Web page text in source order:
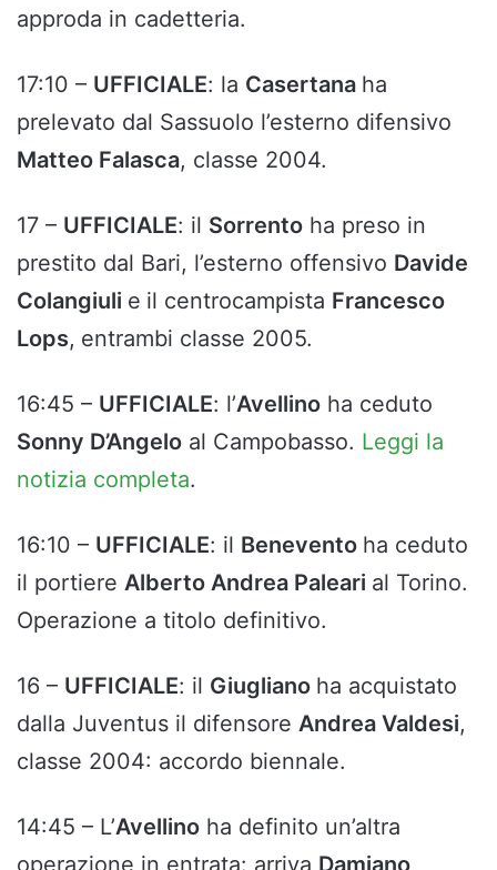
approda in cadetteria.
17:10 – UFFICIALE: la Casertana ha
prelevato dal Sassuolo l’esterno difensivo
Matteo Falasca, classe 2004.
17 – UFFICIALE: il Sorrento ha preso in
prestito dal Bari, l’esterno offensivo Davide
Colangiuli e il centrocampista Francesco
Lops, entrambi classe 2005.
16:45 – UFFICIALE: l’Avellino ha ceduto
Sonny D’Angelo al Campobasso. Leggi la
notizia completa.
16:10 – UFFICIALE: il Benevento ha ceduto
il portiere Alberto Andrea Paleari al Torino.
Operazione a titolo definitivo.
16 – UFFICIALE: il Giugliano ha acquistato
dalla Juventus il difensore Andrea Valdesi,
classe 2004: accordo biennale.
14:45 – L’Avellino ha definito un’altra